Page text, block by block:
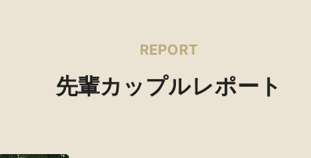
REPORT
先輩カップルレポート